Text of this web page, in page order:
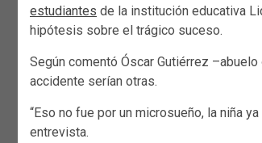
estudiantes de la institución educativa
hipótesis sobre el trágico suceso.
Según comentó Óscar Gutiérrez
accidente serían otras.
“Eso no fue por un microsueño, la niña
entrevista.